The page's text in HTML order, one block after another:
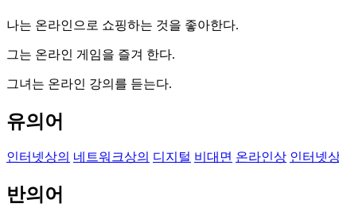
나는 온라인으로 쇼핑하는 것을 좋아한다.
그는 온라인 게임을 즐겨 한다.
그녀는 온라인 강의를 듣는다.
유의어
인터넷상의 네트워크상의 디지털 비대면 온라인상 인터넷
반의어